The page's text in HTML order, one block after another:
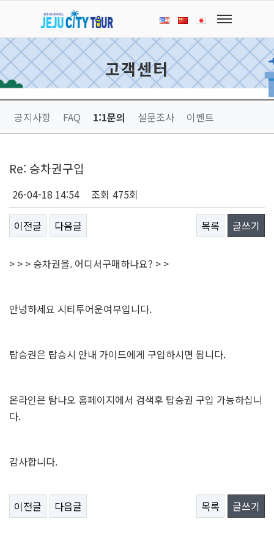
고객센터
공지사항 FAQ 1:1문의 설문조사 이벤트
Re: 승차권구입
26-04-18 14:54 조회 475회
이전글 다음글 목록 글쓰기
> > > 승차권을. 어디서구매하나요? > >
안녕하세요 시티투어운여부입니다.
탑승권은 탑승시 안내 가이드에게 구입하시면 됩니다.
온라인은 탐나오 홈페이지에서 검색후 탑승권 구입 가능하십니
다.
감사합니다.
이전글 다음글 목록 글쓰기